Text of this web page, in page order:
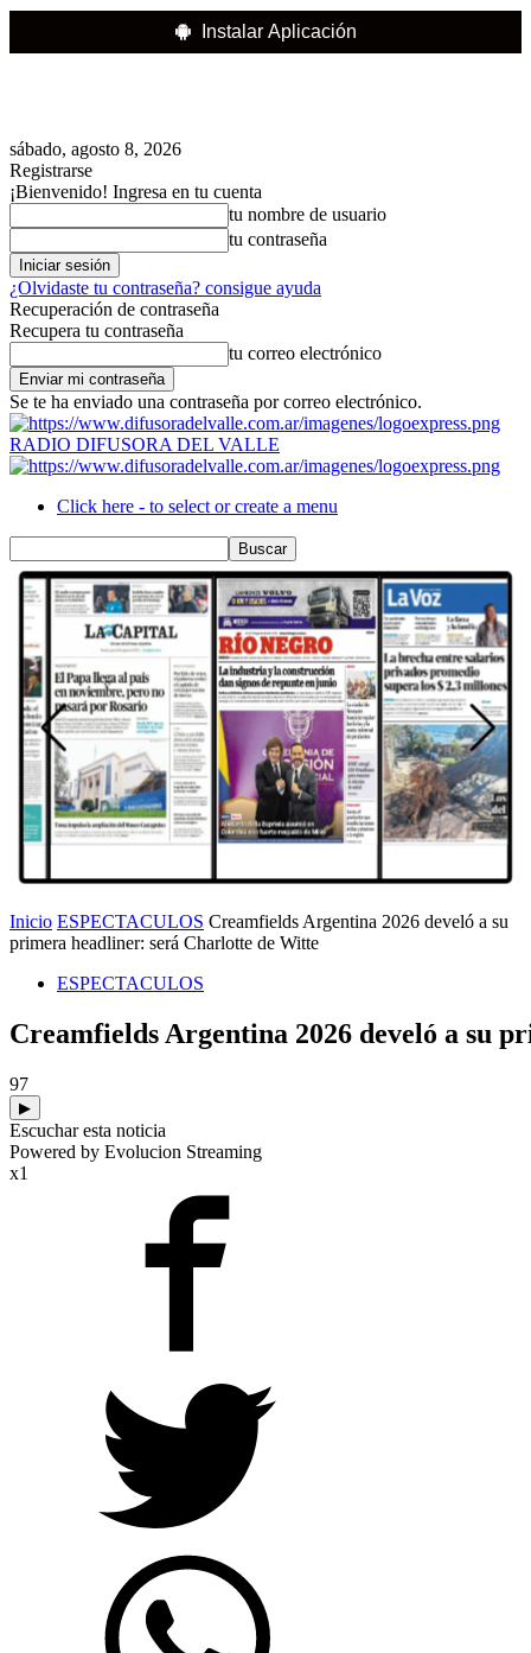
Instalar Aplicación
sábado, agosto 8, 2026
Registrarse
¡Bienvenido! Ingresa en tu cuenta
tu nombre de usuario
tu contraseña
¿Olvidaste tu contraseña? consigue ayuda
Recuperación de contraseña
Recupera tu contraseña
tu correo electrónico
Se te ha enviado una contraseña por correo electrónico.
RADIO DIFUSORA DEL VALLE
Click here - to select or create a menu
Inicio ESPECTACULOS Creamfields Argentina 2026 develó a su
primera headliner: será Charlotte de Witte
ESPECTACULOS
Creamfields Argentina 2026 develó a su
97
▶
Escuchar esta noticia
Powered by Evolucion Streaming
x1